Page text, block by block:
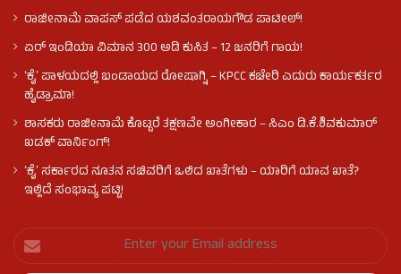
ರಾಜೀನಾಮೆ ವಾಪಸ್ ಪಡೆದ ಯಶವಂತರಾಯಗೌಡ ಪಾಟೀಲ್‌!
ಏರ್ ಇಂಡಿಯಾ ವಿಮಾನ 300 ಅಡಿ ಕುಸಿತ – 12 ಜನರಿಗೆ ಗಾಯ!
ʻಕೈʼ​ ಪಾಳಯದಲ್ಲಿ ಬಂಡಾಯದ ರೋಷಾಗ್ನಿ – KPCC ಕಚೇರಿ ಎದುರು ಕಾರ್ಯಕರ್ತರ
ಹೈಡ್ರಾಮಾ!
ಶಾಸಕರು ರಾಜೀನಾಮೆ ಕೊಟ್ಟರೆ ತಕ್ಷಣವೇ ಅಂಗೀಕಾರ – ಸಿಎಂ ಡಿ.ಕೆ.ಶಿವಕುಮಾರ್
ಖಡಕ್ ವಾರ್ನಿಂಗ್!
ʻಕೈʼ ಸರ್ಕಾರದ ನೂತನ ಸಚಿವರಿಗೆ ಒಲಿದ ಖಾತೆಗಳು – ಯಾರಿಗೆ ಯಾವ ಖಾತೆ?
ಇಲ್ಲಿದೆ ಸಂಭಾವ್ಯ ಪಟ್ಟಿ!